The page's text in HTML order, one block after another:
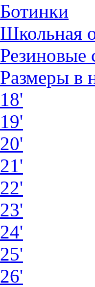
Ботинки
Школьная
Резиновые
Размеры в
18'
19'
20'
21'
22'
23'
24'
25'
26'